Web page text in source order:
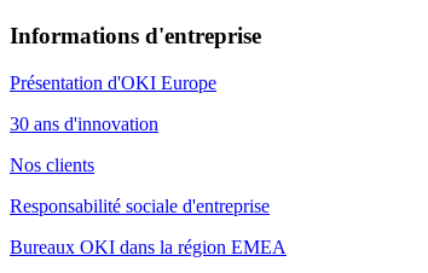
Informations d'entreprise
Présentation d'OKI Europe
30 ans d'innovation
Nos clients
Responsabilité sociale d'entreprise
Bureaux OKI dans la région EMEA